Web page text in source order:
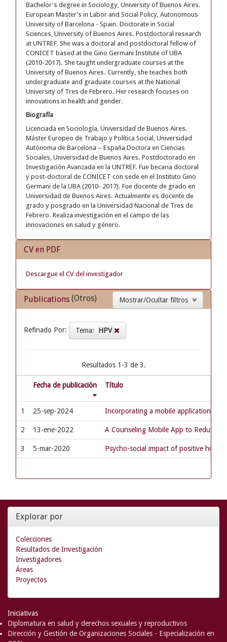
Bachelor's degree in Sociology, University of Buenos Aires.
European Master’s in Labor and Social Policy, Autonomous
University of Barcelona - Spain. Doctorate in Social
Sciences, University of Buenos Aires. Postdoctoral research
at UNTREF. She was a doctoral and postdoctoral fellow of
CONICET based at the Gino Germani Institute of UBA
(2010-2017). She taught undergraduate courses at the
University of Buenos Aires. Currently, she teaches both
undergraduate and graduate courses at the National
University of Tres de Febrero. Her research focuses on
innovations in health and gender.
Biografía
Licenciada en Sociología, Universidad de Buenos Aires.
Máster Europeo de Trabajo y Política Social, Universidad
Autónoma de Barcelona – España Doctora en Ciencias
Sociales, Universidad de Buenos Aires. Postdoctorado en
Investigación Avanzada en la UNTREF. Fue becaria doctoral
y post-doctoral de CONICET con sede en el Instituto Gino
Germani de la UBA (2010- 2017). Fue docente de grado en
Universidad de Buenos Aires. Actualmente es docente de
grado y posgrado en la Universidad Nacional de Tres de
Febrero. Realiza investigación en el campo de las
innovaciones en salud y género.
CV en PDF
Descargue el CV del investigador
Publications (Otros)
Refinado Por: Tema: HPV
Resultados 1-3 de 3.
Fecha de publicación Título
1 25-sep-2024 Incorporating a mobile application to
2 13-ene-2022 A Counseling Mobile App to Reduce
3 5-mar-2020 Psycho-social impact of positive
Explorar por
Colecciones
Resultados de Investigación
Investigadores
Áreas
Proyectos
Iniciativas
Diplomatura en salud y derechos sexuales y reproductivos
Dirección y Gestión de Organizaciones Sociales - Especialización en